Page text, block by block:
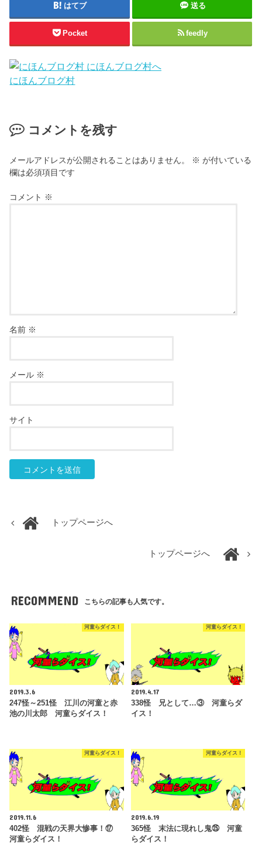
はてブ 送る
Pocket feedly
にほんブログ村
コメントを残す
メールアドレスが公開されることはありません。 ※ が付いている
欄は必須項目です
コメント ※
名前 ※
メール ※
サイト
トップページへ
トップページへ
RECOMMEND こちらの記事も人気です。
河童らダイス！
2019.3.6
247怪～251怪 江川の河童と赤
池の川太郎 河童らダイス！
河童らダイス！
2019.4.17
338怪 兄として…③ 河童らダ
イス！
河童らダイス！
2019.11.6
402怪 混戦の天界大惨事！⑰
河童らダイス！
河童らダイス！
2019.6.19
365怪 末法に現れし鬼㉕ 河童
らダイス！